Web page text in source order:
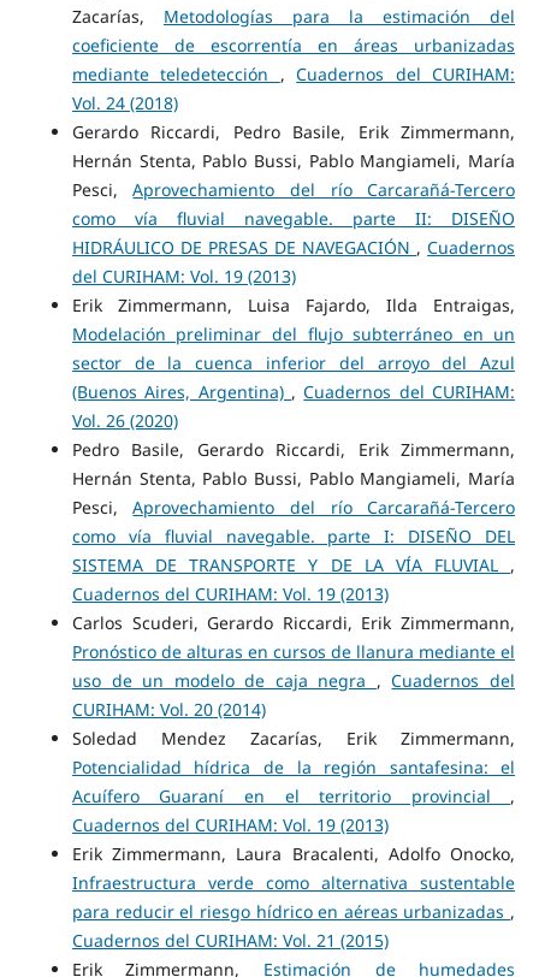
Zacarías, Metodologías para la estimación del
coeficiente de escorrentía en áreas urbanizadas
mediante teledetección ,Cuadernos del CURIHAM:
Vol. 24 (2018)
Gerardo Riccardi, Pedro Basile, Erik Zimmermann,
Hernán Stenta, Pablo Bussi, Pablo Mangiameli, María
Pesci,Aprovechamiento del río Carcarañá-Tercero
como vía fluvial navegable. parte II: DISEÑO
HIDRÁULICO DE PRESAS DE NAVEGACIÓN ,Cuadernos
del CURIHAM: Vol. 19 (2013)
Erik Zimmermann, Luisa Fajardo, Ilda Entraigas,
Modelación preliminar del flujo subterráneo en un
sector de la cuenca inferior del arroyo del Azul
(Buenos Aires, Argentina) ,Cuadernos del CURIHAM:
Vol. 26 (2020)
Pedro Basile, Gerardo Riccardi, Erik Zimmermann,
Hernán Stenta, Pablo Bussi, Pablo Mangiameli, María
Pesci,Aprovechamiento del río Carcarañá-Tercero
como vía fluvial navegable. parte I: DISEÑO DEL
SISTEMA DE TRANSPORTE Y DE LA VÍA FLUVIAL ,
Cuadernos del CURIHAM: Vol. 19 (2013)
Carlos Scuderi, Gerardo Riccardi, Erik Zimmermann,
Pronóstico de alturas en cursos de llanura mediante el
uso de un modelo de caja negra ,Cuadernos del
CURIHAM: Vol. 20 (2014)
Soledad Mendez Zacarías, Erik Zimmermann,
Potencialidad hídrica de la región santafesina: el
Acuífero Guaraní en el territorio provincial ,
Cuadernos del CURIHAM: Vol. 19 (2013)
Erik Zimmermann, Laura Bracalenti, Adolfo Onocko,
Infraestructura verde como alternativa sustentable
para reducir el riesgo hídrico en aéreas urbanizadas ,
Cuadernos del CURIHAM: Vol. 21 (2015)
Erik Zimmermann, Estimación de humedades